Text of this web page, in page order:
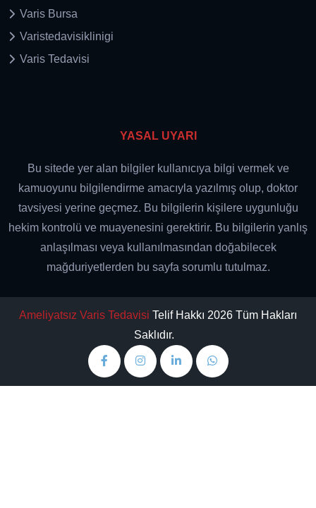
Varis Bursa
Varistedavisiklinigi
Varis Tedavisi
YASAL UYARI
Bu sitede yer alan bilgiler kullanıcıya bilgi vermek ve
kamuoyunu bilgilendirme amacıyla yazılmış olup, doktor
tavsiyesi yerine geçmez. Bu bilgilerin kişilere uygunluğu
hekim kontrolü ve muayenesini gerektirir. Bu bilgilerin yanlış
anlaşılması veya kullanılmasından doğabilecek
mağduriyetlerden bu sayfa sorumlu tutulmaz.
Ameliyatsız Varis Tedavisi Telif Hakkı 2026 Tüm Hakları
Saklıdır.